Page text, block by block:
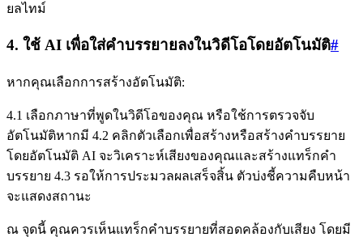
ยลไทม์
4. ใช้ AI เพื่อใส่คำบรรยายลงในวิดีโอโดยอัตโนมัติ#
หากคุณเลือกการสร้างอัตโนมัติ:
4.1 เลือกภาษาที่พูดในวิดีโอของคุณ หรือใช้การตรวจจับ
อัตโนมัติหากมี 4.2 คลิกตัวเลือกเพื่อสร้างหรือสร้างคำบรรยาย
โดยอัตโนมัติ AI จะวิเคราะห์เสียงของคุณและสร้างแทร็กคำ
บรรยาย 4.3 รอให้การประมวลผลเสร็จสิ้น ตัวบ่งชี้ความคืบหน้า
จะแสดงสถานะ
ณ จุดนี้ คุณควรเห็นแทร็กคำบรรยายที่สอดคล้องกับเสียง โดยมี